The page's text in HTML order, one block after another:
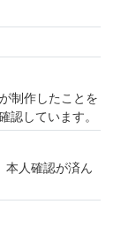
制作したことを
認しています。
本人確認が済ん